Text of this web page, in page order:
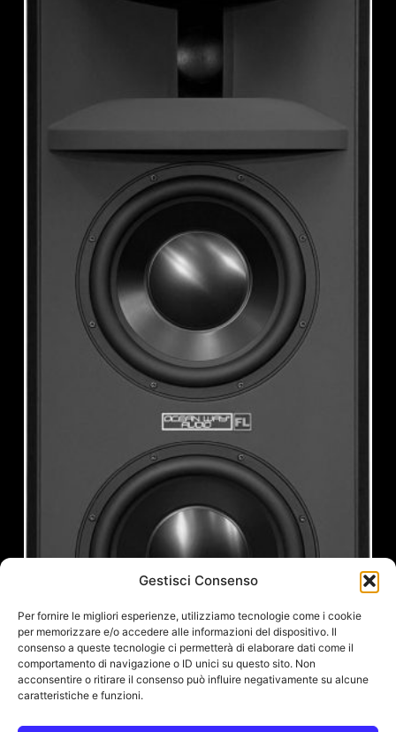
Gestisci Consenso
Per fornire le migliori esperienze, utilizziamo tecnologie come i cookie
per memorizzare e/o accedere alle informazioni del dispositivo. Il
consenso a queste tecnologie ci permetterà di elaborare dati come il
comportamento di navigazione o ID unici su questo sito. Non
acconsentire o ritirare il consenso può influire negativamente su alcune
caratteristiche e funzioni.